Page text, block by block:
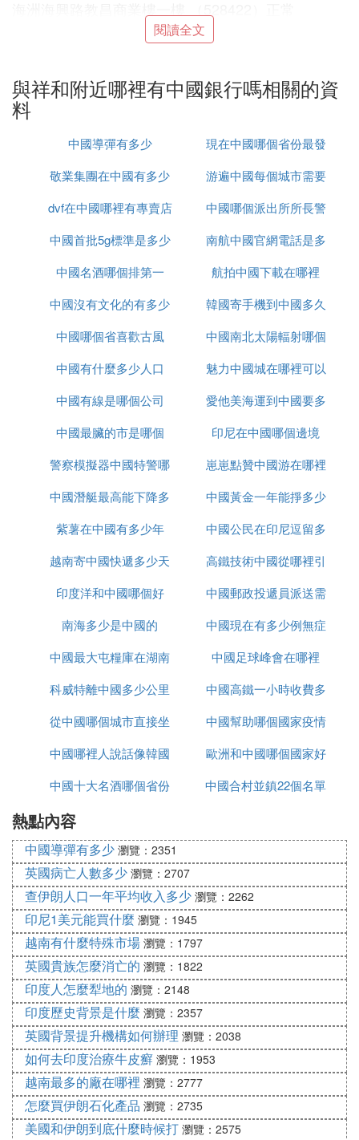
中國銀行中山古鎮支行 廣東省 支行 中山市古鎮鎮華
庭路燈都華庭A1型5號C1、C2、C3卡商鋪首層和二
中國銀行中山東升新成支行 廣東省 支行 中山市東升
鎮東成路交警中隊側 （528414） 正常
東升鎮同樂大街朝陽花地廣場 （528414） 正常
中國銀行中山東升支行 廣東省 支行 中山市東升鎮東
港大道8號 （528414） 正常
中國銀行中山火炬開發區加工區支行 廣東省 支行 中
山市中山港加工區12棟第五卡 （528437） 正常
中國銀行中山火炬開發區支行 廣東省 支行 中山市中
山港沿江路與康樂道交匯處 （528437） 正常
山市黃圃鎮興圃大道東馬新工業區格蘭仕（中山）家
用電器有限公司大門側 （528429） 正常
中國銀行中山黃圃支行 廣東省 支行 中山市黃圃鎮新
明北路78號 （528429） 正常
中國銀行中山東鳳支行 廣東省 支行 中山市東鳳鎮東
海二路38-39號 （528425） 正常
中國銀行中山三角支行 廣東省 支行 中山市三角鎮金
中國銀行中山大涌支行 廣東省 支行 中山市大涌鎮兆
洋路24-30號 （528476） 正常
中國銀行中山南朗支行 廣東省 支行 中山市南朗鎮南
岐中路70號 （528451） 正常
中國銀行中山沙朗分理處 廣東省 分理處 中山市西區
金港路沙朗供水公司辦公大樓首層 （528400） 正常
中國銀行中山張家邊支行 廣東省 支行 中山港張一村
中國銀行中山凱茵分理處 廣東省 分理處 中山市火炬
開發區凱茵新城嶺峰3座首層 （528400） 正常
中國銀行中山蓮塘路支行 廣東省 支行 中山市石岐區
蓮塘北路天明花園A區首層2-4卡 （528400） 正常
中國銀行中山港口支行 廣東省 支行 中山市港口鎮美
景西路5號1幢2-6卡 （528447） 正常
中國銀行中山華凱支行 廣東省 支行 中山市石歧東區
中國銀行中山松苑新村支行 廣東省 支行 中山市石岐
松苑彩虹閣第5幢 （528400） 正常
中國銀行中山豪逸華庭支行 廣東省 支行 中山市歧關
西路37號豪逸華庭商鋪 （528400） 正常
中國銀行中山東苑路支行 廣東省 支行 中山市石歧東
區東苑路10號 （528400） 正常
中國銀行中山華苑支行 廣東省 支行 中山市石岐華苑
大街52號之八 （528400） 正常
中國銀行中山孫文中路支行 廣東省 支行 中山市石歧
孫文中路218號楊添藹大樓底層 （528400） 正常
中國銀行中山宏基路支行 廣東省 支行 中山市石歧北
區宏基路53號3-6卡 （528400） 正常
中國銀行中山湖濱支行 廣東省 支行 中山市石岐區蓮
員東路82號雍華園A座首層 （528400） 正常
中國銀行中山孫東支行 廣東省 支行 中山市石岐華柏
路7號 （528400） 正常
中國銀行中山環城支行 廣東省 支行 中山市城南一路
17號公路規費征稽所大樓底層第6-8卡 （528400）
閱讀全文
與祥和附近哪裡有中國銀行嗎相關的資
料
中國導彈有多少
現在中國哪個省份最發
達
敬業集團在中國有多少
辦事處
游遍中國每個城市需要
多久
dvf在中國哪裡有專賣店
中國哪個派出所所長警
銜最高
中國首批5g標準是多少
南航中國官網電話是多
少錢
中國名酒哪個排第一
航拍中國下載在哪裡
中國沒有文化的有多少
韓國寄手機到中國多久
中國哪個省喜歡古風
中國南北太陽輻射哪個
大
中國有什麼多少人口
魅力中國城在哪裡可以
看
中國有線是哪個公司
愛他美海運到中國要多
久
中國最臟的市是哪個
印尼在中國哪個邊境
警察模擬器中國特警哪
裡下載
崽崽點贊中國游在哪裡
中國潛艇最高能下降多
少米
中國黃金一年能掙多少
錢
紫薯在中國有多少年
中國公民在印尼逗留多
久
越南寄中國快遞多少天
高鐵技術中國從哪裡引
進
印度洋和中國哪個好
中國郵政投遞員派送需
要多久
南海多少是中國的
中國現在有多少例無症
狀感染者
中國最大屯糧庫在湖南
哪裡
中國足球峰會在哪裡
科威特離中國多少公里
中國高鐵一小時收費多
少
從中國哪個城市直接坐
大巴去越南
中國幫助哪個國家疫情
中國哪裡人說話像韓國
話
歐洲和中國哪個國家好
玩
中國十大名酒哪個省份
中國合村並鎮22個名單
熱點內容
中國導彈有多少 瀏覽：2351
英國病亡人數多少 瀏覽：2707
查伊朗人口一年平均收入多少 瀏覽：2262
印尼1美元能買什麼 瀏覽：1945
越南有什麼特殊市場 瀏覽：1797
英國貴族怎麼消亡的 瀏覽：1822
印度人怎麼犁地的 瀏覽：2148
印度歷史背景是什麼 瀏覽：2357
英國背景提升機構如何辦理 瀏覽：2038
如何去印度治療牛皮癬 瀏覽：1953
越南最多的廠在哪裡 瀏覽：2777
怎麼買伊朗石化產品 瀏覽：2735
美國和伊朗到底什麼時候打 瀏覽：2575